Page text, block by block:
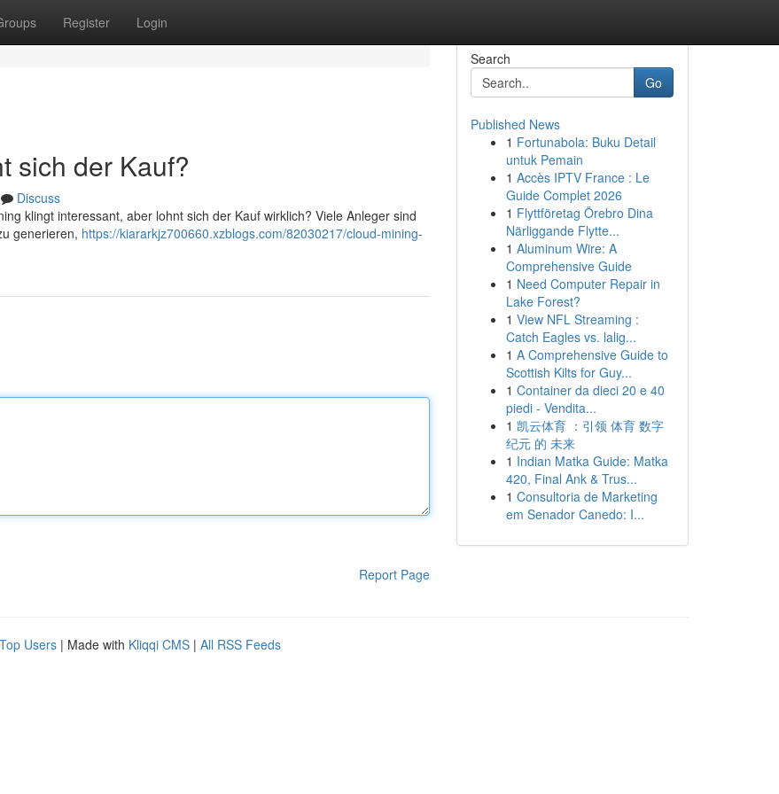
Register Login
sich der Kauf?
Discuss
klingt interessant, aber lohnt sich der Kauf wirklich? Viele Anleger sind
generieren, https://kiararkjz700660.xzblogs.com/82030217/cloud-mining-
Report Page
Search
Go
Published News
1 Fortunabola: Buku Detail
untuk Pemain
1 Accès IPTV France : Le
Guide Complet 2026
1 Flyttföretag Örebro Dina
Närliggande Flytte...
1 Aluminum Wire: A
Comprehensive Guide
1 Need Computer Repair in
Lake Forest?
1 View NFL Streaming :
Catch Eagles vs. lalig...
1 A Comprehensive Guide to
Scottish Kilts for Guy...
1 Container da dieci 20 e 40
piedi - Vendita...
1 凯云体育 ：引领 体育 数字
纪元 的 未来
1 Indian Matka Guide: Matka
420, Final Ank & Trus...
1 Consultoria de Marketing
em Senador Canedo: I...
Top Users | Made with Kliqqi CMS | All RSS Feeds